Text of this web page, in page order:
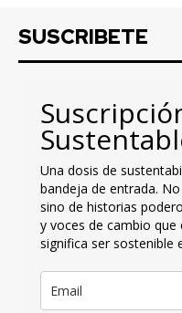
SUSCRIBETE
Una dosis de
bandeja de entrada.
sino de historias
y voces de cambio
significa ser sostenible